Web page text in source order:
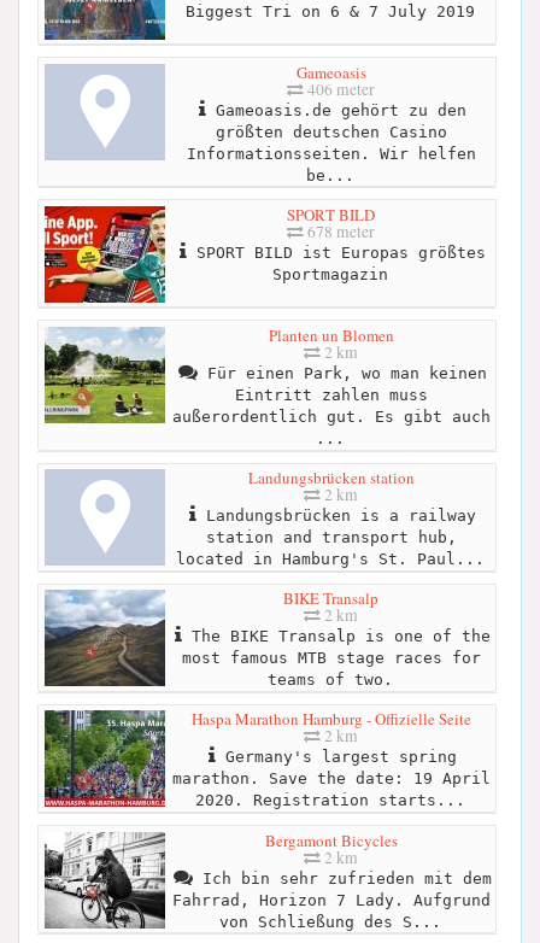
Biggest Tri on 6 & 7 July 2019
Gameoasis
406 meter
Gameoasis.de gehört zu den
größten deutschen Casino
Informationsseiten. Wir helfen
be...
SPORT BILD
678 meter
SPORT BILD ist Europas größtes
Sportmagazin
Planten un Blomen
2 km
Für einen Park, wo man keinen
Eintritt zahlen muss
außerordentlich gut. Es gibt auch
...
Landungsbrücken station
2 km
Landungsbrücken is a railway
station and transport hub,
located in Hamburg's St. Paul...
BIKE Transalp
2 km
The BIKE Transalp is one of the
most famous MTB stage races for
teams of two.
Haspa Marathon Hamburg - Offizielle Seite
2 km
Germany's largest spring
marathon. Save the date: 19 April
2020. Registration starts...
Bergamont Bicycles
2 km
Ich bin sehr zufrieden mit dem
Fahrrad, Horizon 7 Lady. Aufgrund
von Schließung des S...